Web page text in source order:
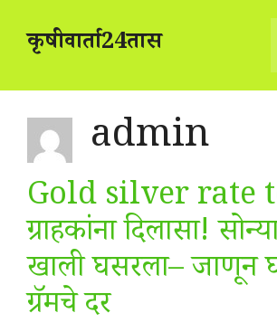
contentकृषीवार्ता24तास
admin
Gold silver rate
ग्राहकांना दिलासा!
खाली घसरला– जाणून
ग्रॅमचे दर